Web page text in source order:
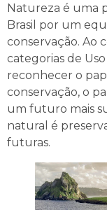
Natureza é uma
Brasil por um
conservação. Ao
categorias de
reconhecer o
conservação, o
um futuro mais
natural é
futuras.